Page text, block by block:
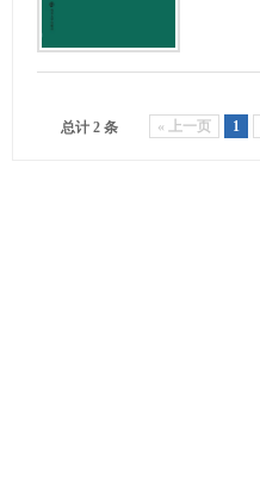
总计 2 条 « 上一页 1